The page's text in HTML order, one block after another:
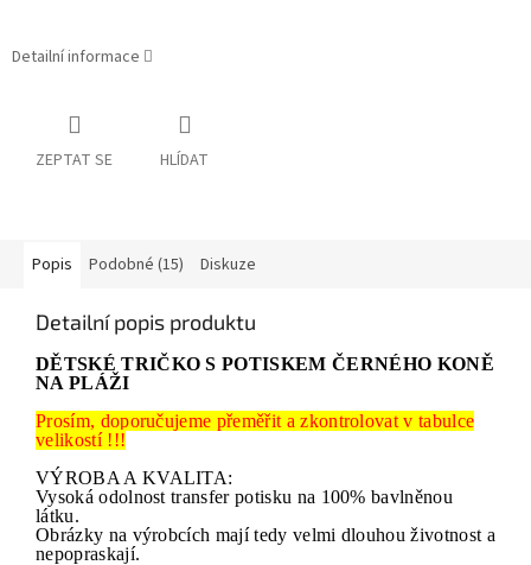
Detailní informace
ZEPTAT SE HLÍDAT
Popis Podobné (15) Diskuze
Detailní popis produktu
DĚTSKÉ TRIČKO S POTISKEM ČERNÉHO KONĚ
NA PLÁŽI
Prosím, doporučujeme přeměřit a zkontrolovat v tabulce
velikostí !!!
VÝROBA A KVALITA:
Vysoká odolnost transfer potisku na 100% bavlněnou
látku.
Obrázky na výrobcích mají tedy velmi dlouhou životnost a
nepopraskají.